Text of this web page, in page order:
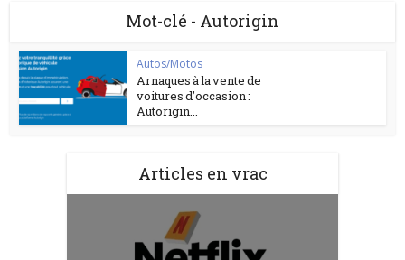
Mot-clé - Autorigin
Autos/Motos
Arnaques à la vente de
voitures d’occasion :
Autorigin...
Articles en vrac